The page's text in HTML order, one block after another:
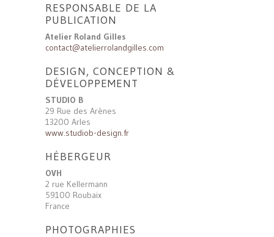
RESPONSABLE DE LA
PUBLICATION
Atelier Roland Gilles
contact@atelierrolandgilles.com
DESIGN, CONCEPTION &
DÉVELOPPEMENT
STUDIO B
29 Rue des Arènes
13200 Arles
www.studiob-design.fr
HÉBERGEUR
OVH
2 rue Kellermann
59100 Roubaix
France
PHOTOGRAPHIES